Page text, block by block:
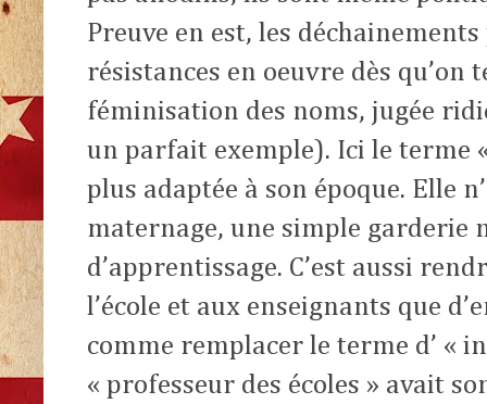
Preuve en est, les
résistances en oeuvre dès
féminisation des noms, jugée
un parfait exemple). Ici le terme
plus adaptée à son époque. Elle
maternage, une simple garderie
d’apprentissage. C’est aussi
l’école et aux enseignants que
comme remplacer le terme d’ «
« professeur des écoles » avait